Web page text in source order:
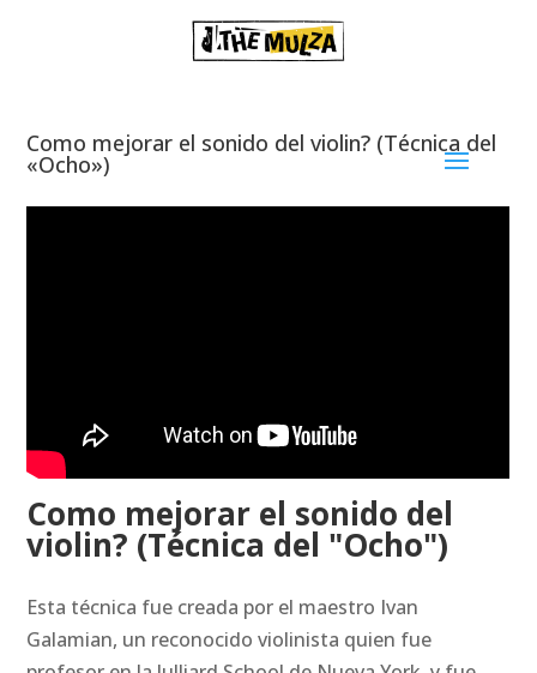
Como mejorar el sonido del violin? (Técnica del
«Ocho»)
Como mejorar el sonido del
violin? (Técnica del "Ocho")
Esta técnica fue creada por el maestro Ivan
Galamian, un reconocido violinista quien fue